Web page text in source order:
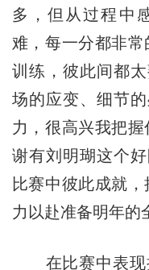
多，但从过程中
难，每一分都非常
训练，彼此间都
场的应变、细节
力，很高兴我把
谢有刘明瑚这个
比赛中彼此成就
力以赴准备明年的
在比赛中表现